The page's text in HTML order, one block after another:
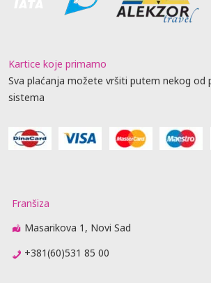
Kartice koje primamo
Sva plaćanja možete vršiti putem nekog od
sistema
Franšiza
Masarikova 1, Novi Sad
+381(60)531 85 00